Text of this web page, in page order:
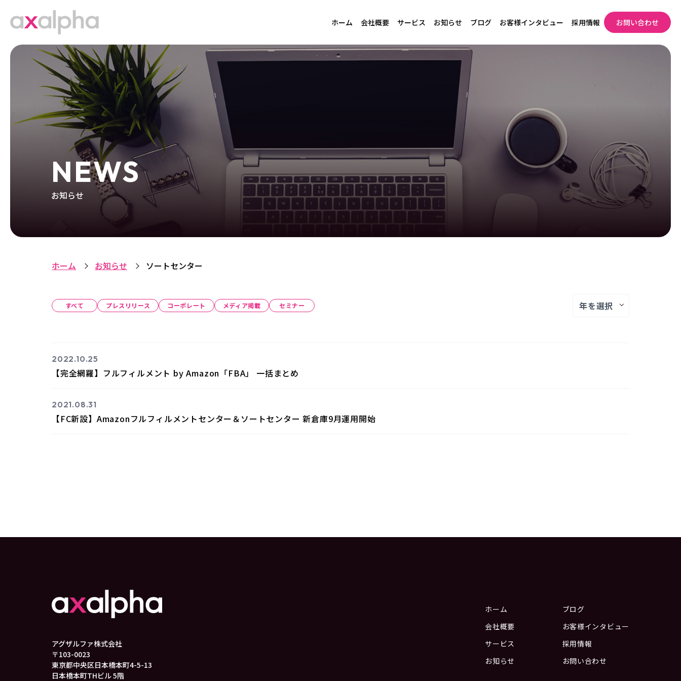
ホーム 会社概要 サービス お知らせ ブログ お客様インタビュー 採用情報 お問い合わせ
NEWS
お知らせ
ホーム お知らせ ソートセンター
すべて プレスリリース コーポレート メディア掲載 セミナー
2022.10.25
【完全網羅】フルフィルメント by Amazon「FBA」 一括まとめ
2021.08.31
【FC新設】Amazonフルフィルメントセンター＆ソートセンター 新倉庫9月運用開始
アグザルファ株式会社
〒103-0023
東京都中央区日本橋本町4-5-13
日本橋本町THビル 5階
ホーム
会社概要
サービス
お知らせ
ブログ
お客様インタビュー
採用情報
お問い合わせ